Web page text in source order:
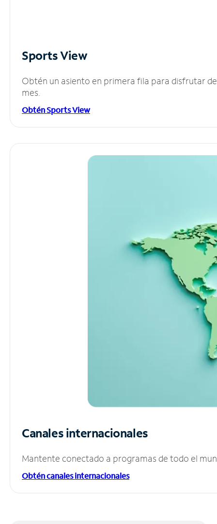
Sports View
Obtén un asiento en primera fila para disfrutar
mes.
Obtén Sports View
Canales internacionales
Mantente conectado a programas de todo el
Obtén canales internacionales